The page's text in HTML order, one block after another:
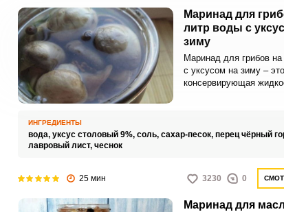
Маринад для
литр воды с
зиму
Маринад для грибов
с уксусом на зиму – это
консервирующая
маринад состоит из
черный перец,
чеснок.
ИНГРЕДИЕНТЫ
вода, уксус столовый 9%, соль, сахар-песок, перец чёрный
лавровый лист, чеснок
25 мин 3230 0
Маринад для